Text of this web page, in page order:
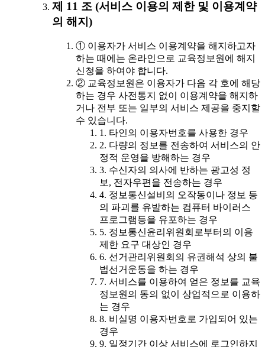
제 11 조 (서비스 이용의 제한 및 이용계약
의 해지)
① 이용자가 서비스 이용계약을 해지하고자
하는 때에는 온라인으로 교육정보원에 해지
신청을 하여야 합니다.
② 교육정보원은 이용자가 다음 각 호에 해당
하는 경우 사전통지 없이 이용계약을 해지하
거나 전부 또는 일부의 서비스 제공을 중지할
수 있습니다.
1. 타인의 이용자번호를 사용한 경우
2. 다량의 정보를 전송하여 서비스의 안
정적 운영을 방해하는 경우
3. 수신자의 의사에 반하는 광고성 정
보, 전자우편을 전송하는 경우
4. 정보통신설비의 오작동이나 정보 등
의 파괴를 유발하는 컴퓨터 바이러스
프로그램등을 유포하는 경우
5. 정보통신윤리위원회로부터의 이용
제한 요구 대상인 경우
6. 선거관리위원회의 유권해석 상의 불
법선거운동을 하는 경우
7. 서비스를 이용하여 얻은 정보를 교육
정보원의 동의 없이 상업적으로 이용하
는 경우
8. 비실명 이용자번호로 가입되어 있는
경우
9. 일정기간 이상 서비스에 로그인하지